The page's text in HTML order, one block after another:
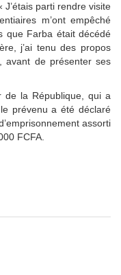
parti rendre visite
m’ont empêché
que Farba était décédé
j’ai tenu des propos
avant de présenter ses
de la République, qui a
prévenu a été déclaré
assorti
FCFA.